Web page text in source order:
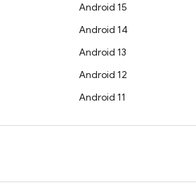
Android 15
Android 14
Android 13
Android 12
Android 11